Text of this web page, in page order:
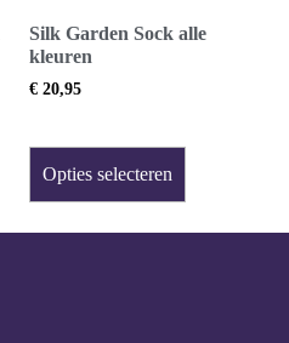
Silk Garden Sock alle
kleuren
€ 20,95
Opties selecteren